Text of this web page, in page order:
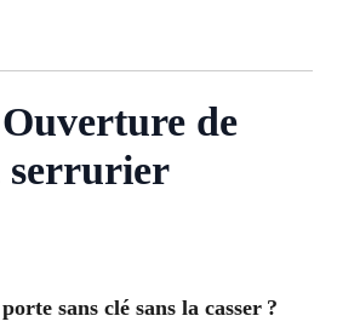
de
serrurier
sans clé sans la casser ?